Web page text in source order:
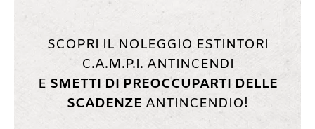
SCOPRI IL NOLEGGIO ESTINTORI
C.A.M.P.I. ANTINCENDI
E SMETTI DI PREOCCUPARTI DELLE
SCADENZE ANTINCENDIO!